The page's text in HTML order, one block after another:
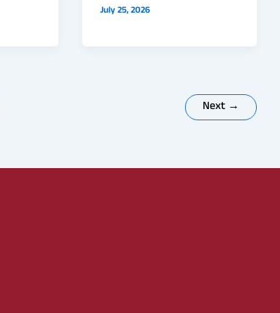
July 25, 2026
Next →